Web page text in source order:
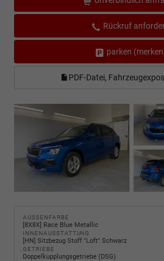
Rückruf
parken
PDF-Datei,
AUSSENFARBE
[8X8X] Race Blue Metallic
INNENAUSSTATTUNG
[HN] Sitzbezug Stoff "Loft" Schwarz
GETRIEBE
Doppelkupplungsgetriebe (DSG)